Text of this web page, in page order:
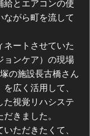
ながら町を流して
ートさせていた
ョンケア）の現場
の施設長古橋さん
広く活用して、
た視覚リハシステ
きました。
ただきたくて、